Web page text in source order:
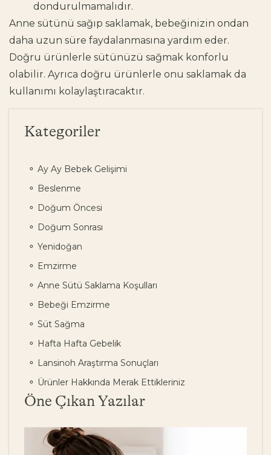
dondurulmamalıdır.
Anne sütünü sağıp saklamak, bebeğinizin ondan
daha uzun süre faydalanmasına yardım eder.
Doğru ürünlerle sütünüzü sağmak konforlu
olabilir. Ayrıca doğru ürünlerle onu saklamak da
kullanımı kolaylaştıracaktır.
Kategoriler
Ay Ay Bebek Gelişimi
Beslenme
Doğum Öncesi
Doğum Sonrası
Yenidoğan
Emzirme
Anne Sütü Saklama Koşulları
Bebeği Emzirme
Süt Sağma
Hafta Hafta Gebelik
Lansinoh Araştırma Sonuçları
Ürünler Hakkında Merak Ettikleriniz
Öne Çıkan Yazılar